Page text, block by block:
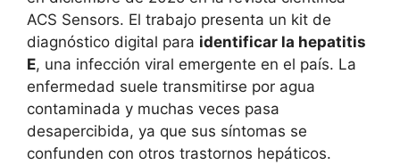
ACS Sensors. El trabajo presenta un kit de
diagnóstico digital para identificar la hepatitis
E, una infección viral emergente en el país. La
enfermedad suele transmitirse por agua
contaminada y muchas veces pasa
desapercibida, ya que sus síntomas se
confunden con otros trastornos hepáticos.